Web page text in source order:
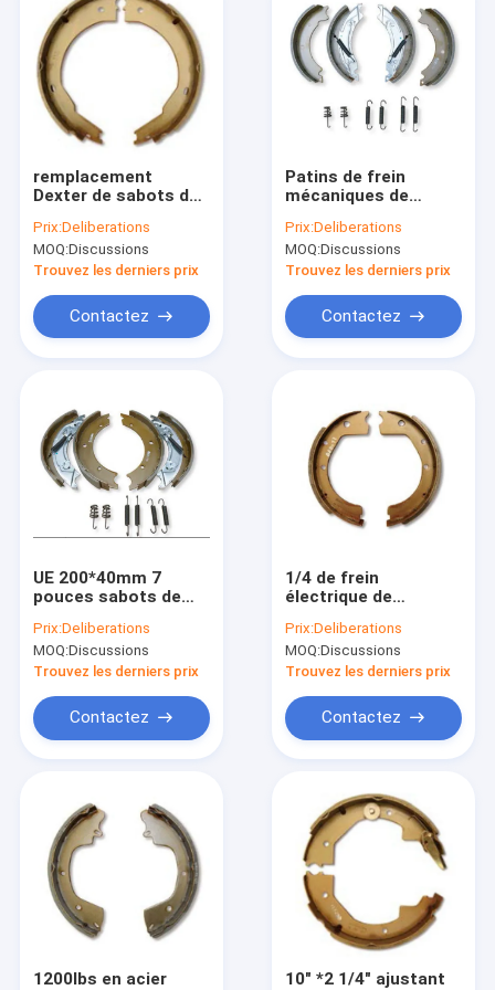
Produits
VR Show
A propos de nous
Contact
nouvelles
Freins électriques de remorque
Freins hydrauliques de remorque
remplacement
Dexter de sabots de
12V 12 x 2 7000 livres
Axle Brake Shoes
Prix:Deliberations
MOQ:Discussions
Trouvez les derniers prix
Contactez
Patins de frein
mécaniques de
1500kg pour semi
des camions
Prix:Deliberations
MOQ:Discussions
Trouvez les derniers prix
Contactez
UE 200*40mm 7
pouces sabots de
9 pouces pour semi
des remorques
Prix:Deliberations
MOQ:Discussions
Trouvez les derniers prix
Contactez
1/4 de frein
électrique de
Dacromet B07E 7-1
patin la charge utile
750kg
Prix:Deliberations
MOQ:Discussions
Trouvez les derniers prix
Contactez
1200lbs en acier
10" *2 1/4" ajustant